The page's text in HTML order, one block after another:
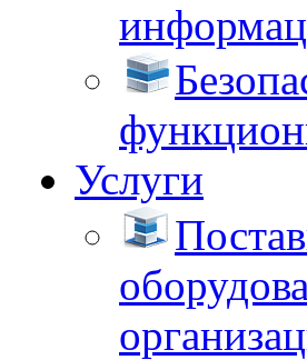
Услуги